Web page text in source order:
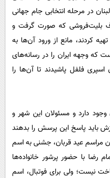
در مرحله انتخابی جام جهانی
بلیت‌فروشی که صورت گرفت و
کردند، مانع از ورود آن‌ها به
که وجهه ایران را در رسانه‌های
اسپری فلفل پاشیدند تا آن‌ها را
وجود دارد و مسئولان این شهر و
باید پاسخ این پرسش را بدهند
مراسم عید قربان، جشنی به اسم
رضا با حضور پرشور خانواده‌ها
نیست؛ ولی برای فوتبال، اسم